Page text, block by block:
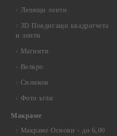
Лепящи ленти
3D Повдигащи квадратчета
и ленти
Магнити
Велкро
Силикон
Фото ъгли
Макраме
Макраме Основи - до 6,00